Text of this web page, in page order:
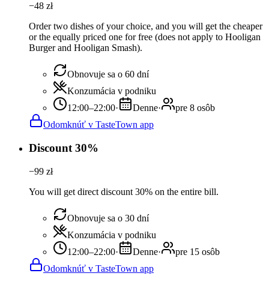
−48 zł
Order two dishes of your choice, and you will get the cheaper
or the equally priced one for free (does not apply to Hooligan
Burger and Hooligan Smash).
Obnovuje sa o 60 dní
Konzumácia v podniku
12:00–22:00· Denne·
pre 8 osôb
Odomknúť v TasteTown app
Discount 30%
−99 zł
You will get direct discount 30% on the entire bill.
Obnovuje sa o 30 dní
Konzumácia v podniku
12:00–22:00· Denne·
pre 15 osôb
Odomknúť v TasteTown app